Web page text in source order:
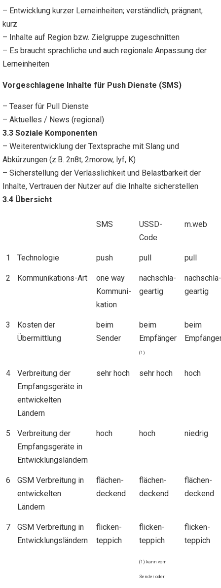
– Entwicklung kurzer Lerneinheiten; verständlich, prägnant,
kurz
– Inhalte auf Region bzw. Zielgruppe zugeschnitten
– Es braucht sprachliche und auch regionale Anpassung der
Lerneinheiten
Vorgeschlagene Inhalte für Push Dienste (SMS)
– Teaser für Pull Dienste
– Aktuelles / News (regional)
3.3 Soziale Komponenten
– Weiterentwicklung der Textsprache mit Slang und
Abkürzungen (z.B. 2n8t, 2morow, lyf, K)
– Sicherstellung der Verlässlichkeit und Belastbarkeit der
Inhalte, Vertrauen der Nutzer auf die Inhalte sicherstellen
3.4 Übersicht
SMS
USSD-
Code
m.web
1 Technologie push pull pull
2 Kommunikations-Art
one way
Kommuni-
kation
nachschla-
geartig
nachschla-
geartig
3
Kosten der
Übermittlung
beim
Sender
beim
Empfänger
(1)
beim
4
Verbreitung der
Empfangsgeräte in
entwickelten
Ländern
sehr hoch sehr hoch hoch
5
Verbreitung der
Empfangsgeräte in
Entwicklungsländern
hoch hoch niedrig
6
GSM Verbreitung in
entwickelten
Ländern
flächen-
deckend
flächen-
deckend
flächen-
deckend
7
GSM Verbreitung in
Entwicklungsländern
flicken-
teppich
flicken-
teppich
flicken-
teppich
(1) kann vom
Sender oder